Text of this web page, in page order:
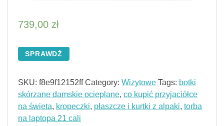
739,00 zł
SPRAWDŹ
SKU: f8e9f12152ff Category: Wizytowe Tags: botki
skórzane damskie ocieplane, co kupić przyjaciółce
na świeta, kropeczki, płaszcze i kurtki z alpaki, torba
na laptopa 21 cali